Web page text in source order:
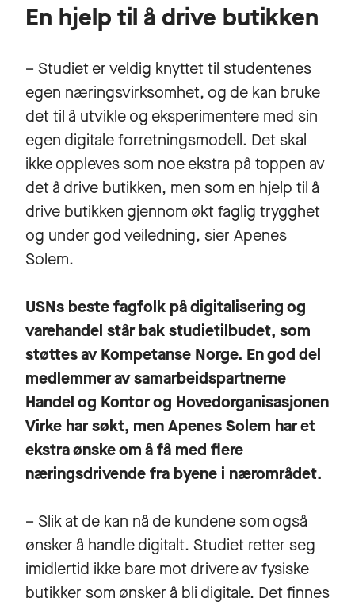
En hjelp til å drive butikken
– Studiet er veldig knyttet til studentenes
egen næringsvirksomhet, og de kan bruke
det til å utvikle og eksperimentere med sin
egen digitale forretningsmodell. Det skal
ikke oppleves som noe ekstra på toppen av
det å drive butikken, men som en hjelp til å
drive butikken gjennom økt faglig trygghet
og under god veiledning, sier Apenes
Solem.
USNs beste fagfolk på digitalisering og
varehandel står bak studietilbudet, som
støttes av Kompetanse Norge. En god del
medlemmer av samarbeidspartnerne
Handel og Kontor og Hovedorganisasjonen
Virke har søkt, men Apenes Solem har et
ekstra ønske om å få med flere
næringsdrivende fra byene i nærområdet.
– Slik at de kan nå de kundene som også
ønsker å handle digitalt. Studiet retter seg
imidlertid ikke bare mot drivere av fysiske
butikker som ønsker å bli digitale. Det finnes